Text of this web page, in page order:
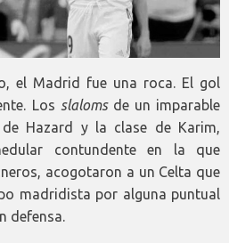
el Madrid fue una roca. El gol
Los slalomsde un imparable
Hazard y la clase de Karim,
contundente en la que
acogotaron a un Celta que
madridista por alguna puntual
defensa.